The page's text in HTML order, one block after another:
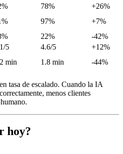
78%
+26%
97%
+7%
22%
-42%
5 4.6/5
+12%
min 1.8 min -44%
tasa de escalado. Cuando la IA
menos clientes
hoy?